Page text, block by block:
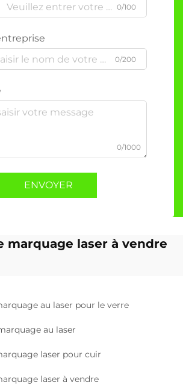
0/100
0/200
0/1000
ENVOYER
marquage laser à vendre
au laser pour le verre
au laser
laser pour cuir
laser à vendre